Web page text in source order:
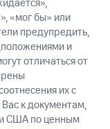
«мог бы» или
предупредить,
и
отличаться от
их с
к документам,
США по ценным